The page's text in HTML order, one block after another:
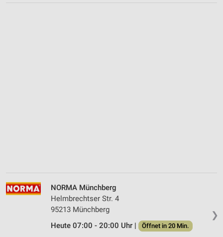
❯
NORMA Münchberg
Helmbrechtser Str. 4
95213 Münchberg
Heute 07:00 - 20:00 Uhr |
Öffnet in 20 Min.